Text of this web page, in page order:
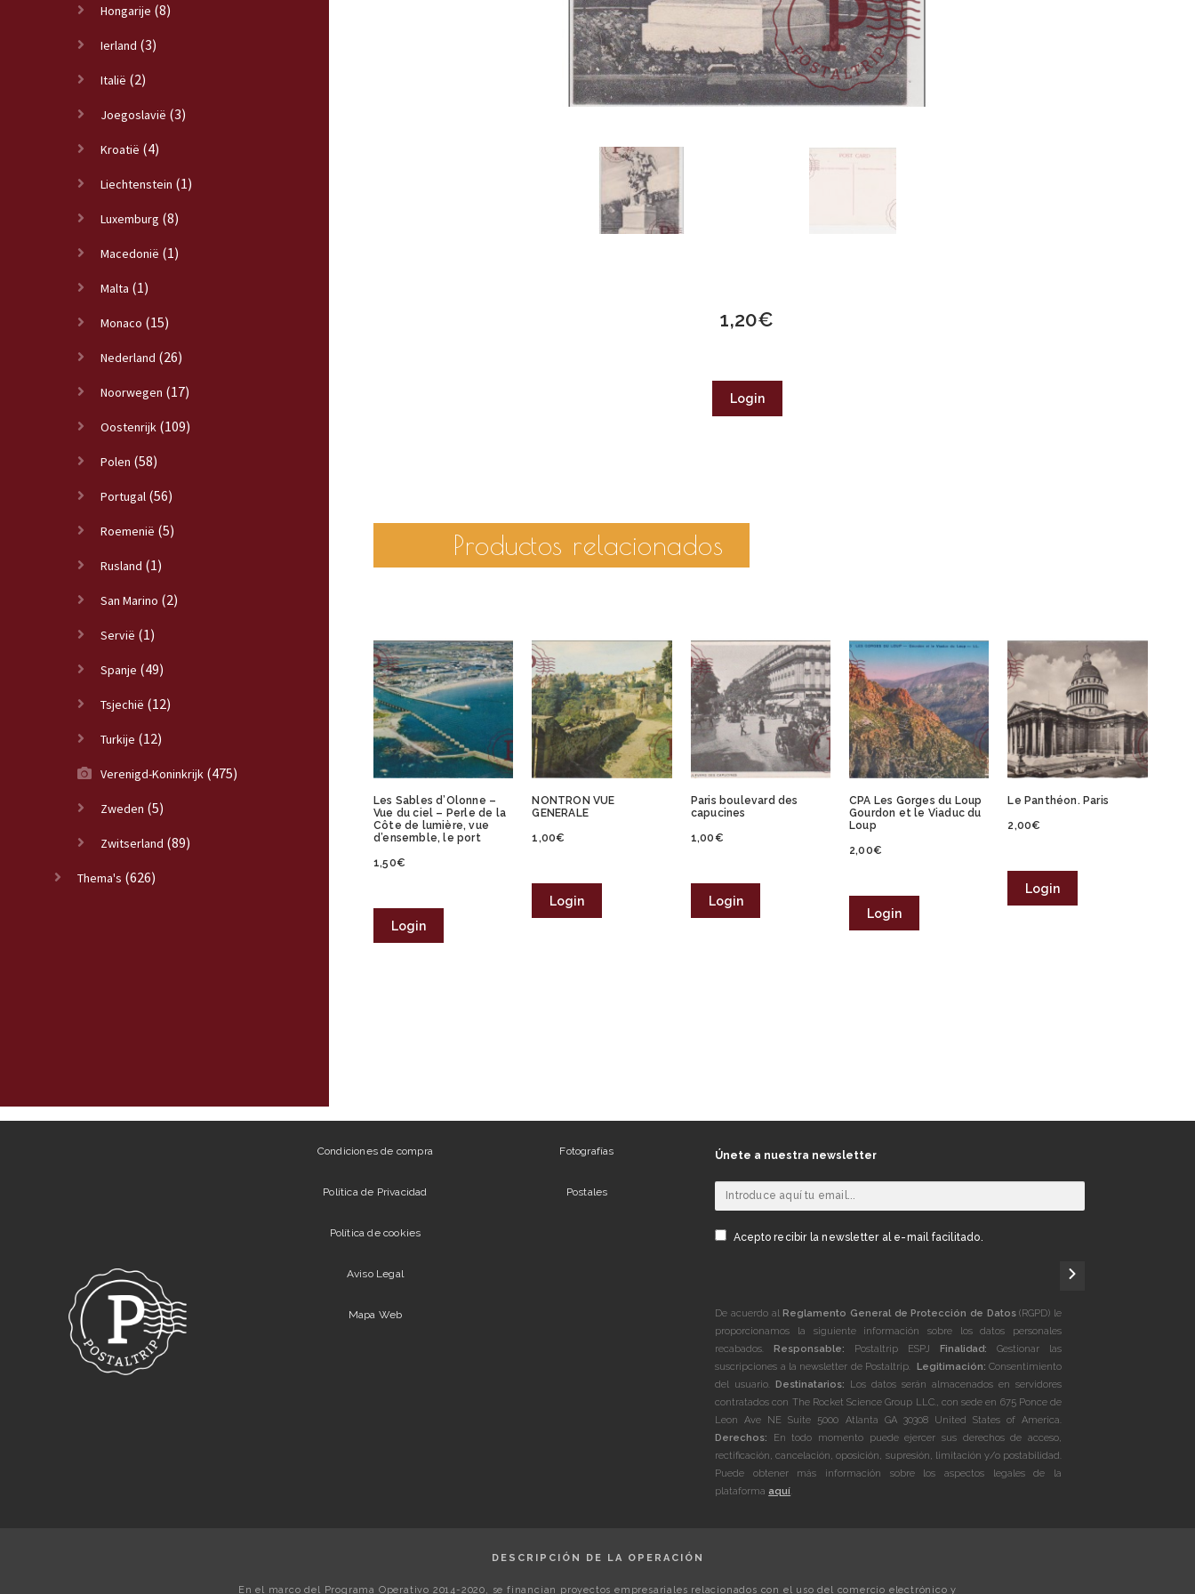
Hongarije (8)
Ierland (3)
Italië (2)
Joegoslavië (3)
Kroatië (4)
Liechtenstein (1)
Luxemburg (8)
Macedonië (1)
Malta (1)
Monaco (15)
Nederland (26)
Noorwegen (17)
Oostenrijk (109)
Polen (58)
Portugal (56)
Roemenië (5)
Rusland (1)
San Marino (2)
Servië (1)
Spanje (49)
Tsjechië (12)
Turkije (12)
Verenigd-Koninkrijk (475)
Zweden (5)
Zwitserland (89)
Thema's (626)
1,20€
Login
Productos relacionados
Les Sables d’Olonne –
Vue du ciel – Perle de la
Côte de lumière, vue
d’ensemble, le port
1,50€
Login
NONTRON VUE
GENERALE
1,00€
Login
Paris boulevard des
capucines
1,00€
Login
CPA Les Gorges du Loup
Gourdon et le Viaduc du
Loup
2,00€
Login
Le Panthéon. Paris
2,00€
Login
Condiciones de compra
Política de Privacidad
Política de cookies
Aviso Legal
Mapa Web
Fotografías
Postales
Únete a nuestra newsletter
Acepto recibir la newsletter al e-mail facilitado.
De acuerdo al Reglamento General de Protección de Datos(RGPD) le
proporcionamos la siguiente información sobre los datos personales
recabados.
Responsable: Postaltrip ESPJ Finalidad: Gestionar las
suscripciones a la newsletter de Postaltrip.
Legitimación: Consentimiento
del usuario.
Destinatarios: Los datos serán almacenados en servidores
contratados con The Rocket Science Group LLC., con sede en 675 Ponce de
Leon Ave NE Suite 5000 Atlanta GA 30308 United States of America.
Derechos: En todo momento puede ejercer sus derechos de acceso,
rectificación, cancelación, oposición, supresión, limitación y/o postabilidad.
Puede obtener más información sobre los aspectos legales de la
plataforma aquí.
DESCRIPCIÓN DE LA OPERACIÓN
En el marco del Programa Operativo 2014-2020, se financian proyectos empresariales relacionados con el uso del comercio electrónico y